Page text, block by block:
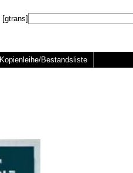
[gtrans]
Kopienleihe/Bestandsliste